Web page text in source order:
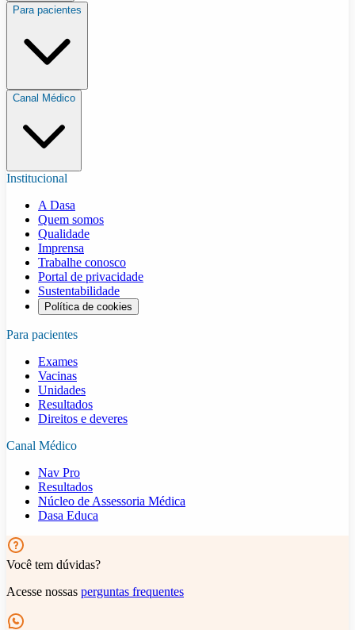
Para pacientes
Canal Médico
Institucional
A Dasa
Quem somos
Qualidade
Imprensa
Trabalhe conosco
Portal de privacidade
Sustentabilidade
Política de cookies
Para pacientes
Exames
Vacinas
Unidades
Resultados
Direitos e deveres
Canal Médico
Nav Pro
Resultados
Núcleo de Assessoria Médica
Dasa Educa
Você tem dúvidas?
Acesse nossas perguntas frequentes